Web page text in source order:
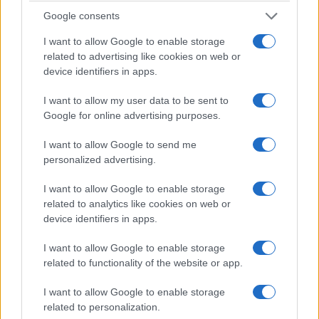
Google consents
I want to allow Google to enable storage
related to advertising like cookies on web or
device identifiers in apps.
I want to allow my user data to be sent to
Google for online advertising purposes.
I want to allow Google to send me
personalized advertising.
I want to allow Google to enable storage
related to analytics like cookies on web or
device identifiers in apps.
I want to allow Google to enable storage
related to functionality of the website or app.
I want to allow Google to enable storage
related to personalization.
Warto dodać, że Renault Captur zyska oferowane
jest w fabryczną instalacją LPG. W przyszłym roku
ofertę wzbogaci z kolei wersja plug-in hybrid, która
silnik benzynowy pełni rolę generatora, a nie głównej
jednostki napędowej.